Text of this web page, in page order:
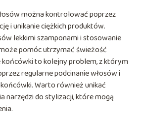
można kontrolować poprzez
i unikanie ciężkich produktów.
lekkimi szamponami i stosowanie
pomóc utrzymać świeżość
to kolejny problem, z którym
regularne podcinanie włosów i
Warto również unikać
narzędzi do stylizacji, które mogą